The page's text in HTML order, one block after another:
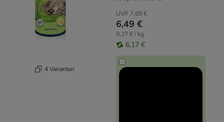
4 Varianten
UVP 7,69 €
6,49 €
9,27 € / kg
6,17 €